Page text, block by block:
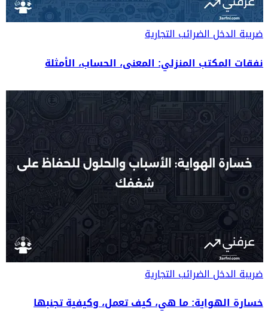
ضريبة الدخلالضرائب التجارية
نفقات المكتب المنزلي: المعنى، الحساب، الأمثلة
ضريبة الدخلالضرائب التجارية
خسارة الهواية: ما هي، كيف تعمل، وكيفية تجنبها